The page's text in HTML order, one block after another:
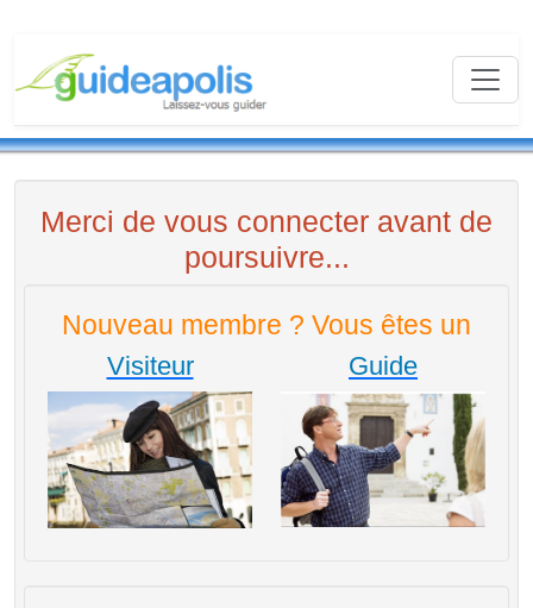
Merci de vous connecter avant de
poursuivre...
Nouveau membre ? Vous êtes un
Visiteur Guide